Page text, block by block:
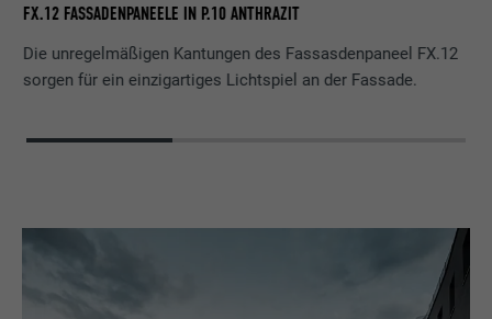
FX.12 FASSADENPANEELE IN P.10 ANTHRAZIT
Die unregelmäßigen Kantungen des Fassasdenpaneel FX.12
sorgen für ein einzigartiges Lichtspiel an der Fassade.